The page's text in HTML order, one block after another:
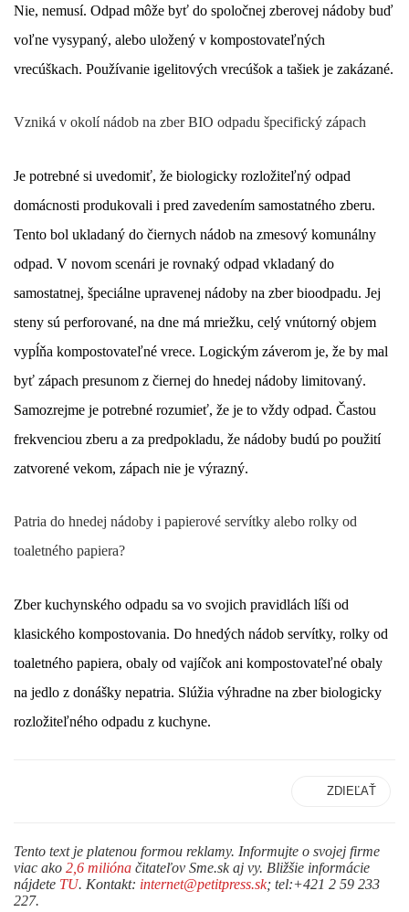
Nie, nemusí. Odpad môže byť do spoločnej zberovej nádoby buď
voľne vysypaný, alebo uložený v kompostovateľných
vrecúškach. Používanie igelitových vrecúšok a tašiek je zakázané.
Vzniká v okolí nádob na zber BIO odpadu špecifický zápach
Je potrebné si uvedomiť, že biologicky rozložiteľný odpad
domácnosti produkovali i pred zavedením samostatného zberu.
Tento bol ukladaný do čiernych nádob na zmesový komunálny
odpad. V novom scenári je rovnaký odpad vkladaný do
samostatnej, špeciálne upravenej nádoby na zber bioodpadu. Jej
steny sú perforované, na dne má mriežku, celý vnútorný objem
vypĺňa kompostovateľné vrece. Logickým záverom je, že by mal
byť zápach presunom z čiernej do hnedej nádoby limitovaný.
Samozrejme je potrebné rozumieť, že je to vždy odpad. Častou
frekvenciou zberu a za predpokladu, že nádoby budú po použití
zatvorené vekom, zápach nie je výrazný.
Patria do hnedej nádoby i papierové servítky alebo rolky od
toaletného papiera?
Zber kuchynského odpadu sa vo svojich pravidlách líši od
klasického kompostovania. Do hnedých nádob servítky, rolky od
toaletného papiera, obaly od vajíčok ani kompostovateľné obaly
na jedlo z donášky nepatria. Slúžia výhradne na zber biologicky
rozložiteľného odpadu z kuchyne.
ZDIEĽAŤ
Tento text je platenou formou reklamy. Informujte o svojej firme
viac ako 2,6 milióna čitateľov Sme.sk aj vy. Bližšie informácie
nájdete TU. Kontakt: internet@petitpress.sk; tel:+421 2 59 233
227.